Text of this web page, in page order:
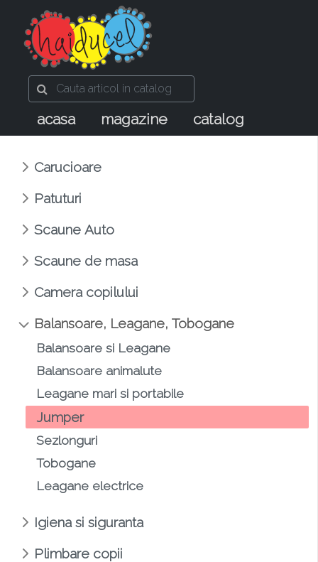
acasa magazine catalog
Carucioare
Patuturi
Scaune Auto
Scaune de masa
Camera copilului
Balansoare, Leagane, Tobogane
Balansoare si Leagane
Balansoare animalute
Leagane mari si portabile
Jumper
Sezlonguri
Tobogane
Leagane electrice
Igiena si siguranta
Plimbare copii